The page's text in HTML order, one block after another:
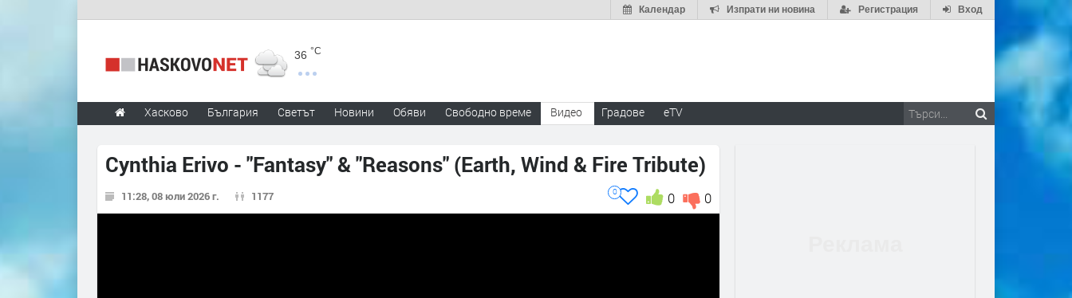
Вход
Регистрация
Изпрати ни новина
Календар
36 °C
Хасково България Светът Новини Обяви Свободно време Видео Градове eTV
Cynthia Erivo - "Fantasy" & "Reasons" (Earth, Wind & Fire Tribute)
11:28, 08 юли 2026 г. 1177 0
0
0